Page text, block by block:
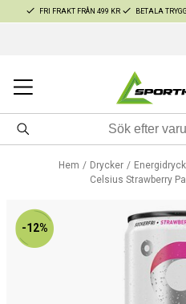
FRI FRAKT FRÅN 499 KR BETALA
Hem Drycker Energidryck
Celsius Strawberry
-12%